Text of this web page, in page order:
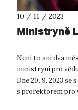
10 / 11 / 2023
Ministryně
Není to ani dva
ministryni pro
Dne 20. 9. 2023 se
s prorektorem pro